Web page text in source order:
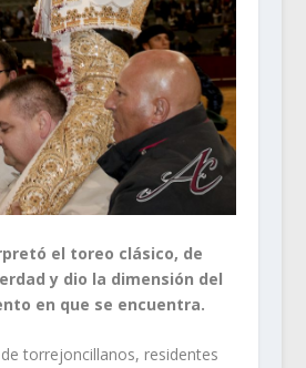
el toreo clásico, de
y dio la dimensión del
en que se encuentra.
torrejoncillanos, residentes